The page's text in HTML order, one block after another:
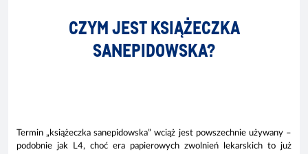
CZYM JEST KSIĄŻECZKA
SANEPIDOWSKA?
Termin „książeczka sanepidowska” wciąż jest powszechnie używany –
podobnie jak L4, choć era papierowych zwolnień lekarskich to już